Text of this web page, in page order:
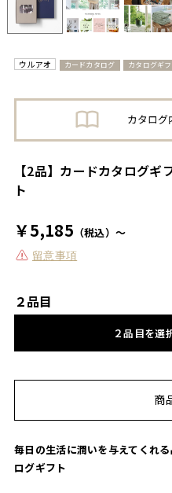
ウルアオ カードカタログ カタログギ
【2品】カードカタログ
ト
￥5,185 （税込）～
留意事項
２品目
２品目を選
商
毎日の生活に潤いを与えてくれ
ログギフト